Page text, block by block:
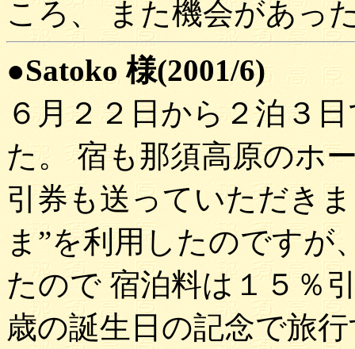
ころ、 また機会があっ
●Satoko 様(2001/6)
６月２２日から２泊３
た。 宿も那須高原のホ
引券も送っていただき
ま”を利用したのですが
たので 宿泊料は１５％
歳の誕生日の記念で旅